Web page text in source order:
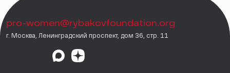
pro-women@rybakovfoundation.org
г. Москва, Ленинградский проспект, дом 36, стр. 11